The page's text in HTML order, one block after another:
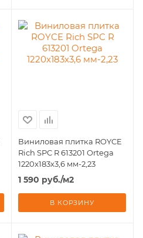
Виниловая плитка ROYCE
Rich SPC R 613201 Ortega
1220x183х3,6 мм-2,23
1 590 руб./м2
В КОРЗИНУ